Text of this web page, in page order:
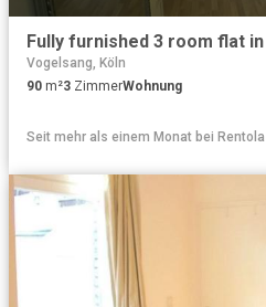
Vogelsang, Köln
90 m²3 ZimmerWohnung
Seit mehr als einem Monat bei Rentola